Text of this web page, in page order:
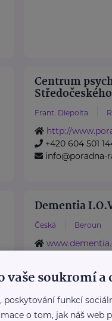
Centrum
Frant. Diepolta
http://
+420 604 501
info@poradna-
Dementia
Česká Beroun
soukromí a
poskytování funkcí
o tom, jak náš web